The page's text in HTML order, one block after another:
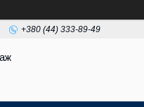
+380 (44) 333-89-49